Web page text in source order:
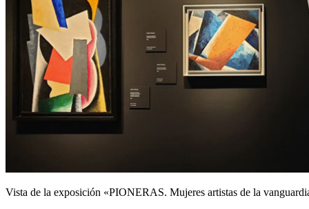
Vista de la exposición «PIONERAS. Mujeres artistas de la